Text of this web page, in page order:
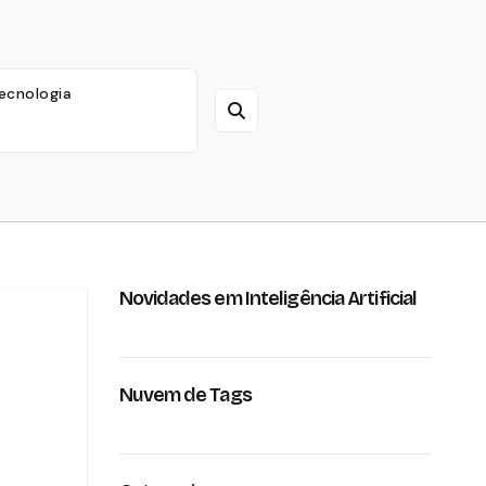
Novidades em Inteligência Artificial
Nuvem de Tags